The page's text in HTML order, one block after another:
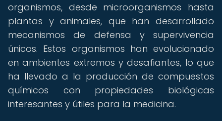
organismos, desde microorganismos hasta
plantas y animales, que han desarrollado
mecanismos de defensa y supervivencia
únicos. Estos organismos han evolucionado
en ambientes extremos y desafiantes, lo que
ha llevado a la producción de compuestos
químicos con propiedades biológicas
interesantes y útiles para la medicina.